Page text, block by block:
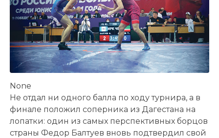
None
Не отдал ни одного балла по ходу турнира, а в
финале положил соперника из Дагестана на
лопатки: один из самых перспективных борцов
страны Федор Балтуев вновь подтвердил свой